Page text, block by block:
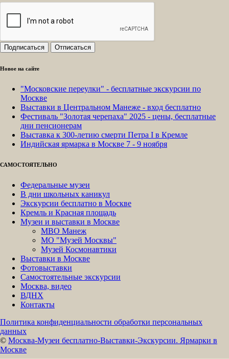
Новое на сайте
"Московские переулки" - бесплатные экскурсии по
Москве
Выставки в Центральном Манеже - вход бесплатно
Фестиваль "Золотая черепаха" 2025 - цены, бесплатные
дни пенсионерам
Выставка к 300-летию смерти Петра I в Кремле
Индийская ярмарка в Москве 7 - 9 ноября
САМОСТОЯТЕЛЬНО
Федеральные музеи
В дни школьных каникул
Экскурсии бесплатно в Москве
Кремль и Красная площадь
Музеи и выставки в Москве
МВО Манеж
МО "Музей Москвы"
Музей Космонавтики
Выставки в Москве
Фотовыставки
Самостоятельные экскурсии
Москва, видео
ВДНХ
Контакты
Политика конфиденциальности обработки персональных
данных
© Москва-Музеи бесплатно-Выставки-Экскурсии. Ярмарки в
Москве